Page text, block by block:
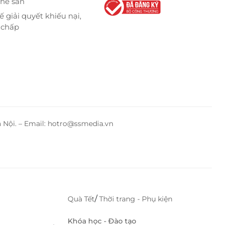
giải quyết khiếu nại,
Nội. – Email: hotro@ssmedia.vn
Quà Tết/Thời trang - Phụ kiện
Khóa học - Đào tạo